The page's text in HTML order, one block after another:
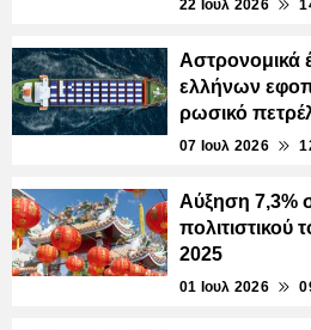
22 Ιουλ 2026
Αστρονομικά
ελλήνων
ρωσικό
07 Ιουλ 2026
Αύξηση 7,3%
πολιτιστικού
2025
01 Ιουλ 2026